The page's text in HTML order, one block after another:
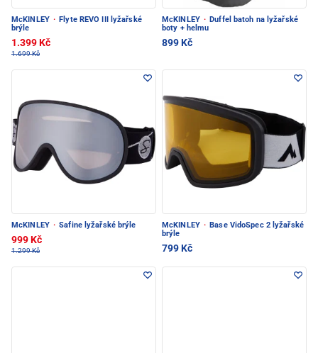
McKINLEY · Flyte REVO III lyžařské
brýle
1.399 Kč
1.699 Kč
McKINLEY · Duffel batoh na lyžařské
boty + helmu
899 Kč
McKINLEY · Safine lyžařské brýle
999 Kč
1.299 Kč
McKINLEY · Base VidoSpec 2 lyžařské
brýle
799 Kč